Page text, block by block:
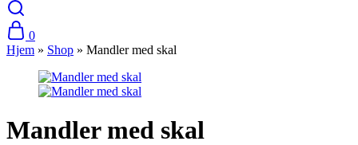
0
Hjem » Shop » Mandler med skal
Mandler med skal